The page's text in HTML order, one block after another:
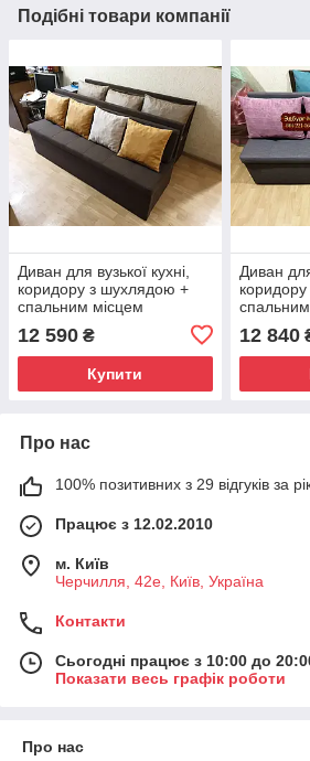
Подібні товари компанії
Диван для вузької кухні,
коридору з шухлядою +
спальним місцем
12 590 ₴
Купити
Диван для
12 840
Про нас
100% позитивних з 29 відгуків за
Працює з 12.02.2010
м. Київ
Черчилля, 42е, Київ, Україна
Контакти
Сьогодні працює з 10:00 до
Показати весь графік роботи
Про нас